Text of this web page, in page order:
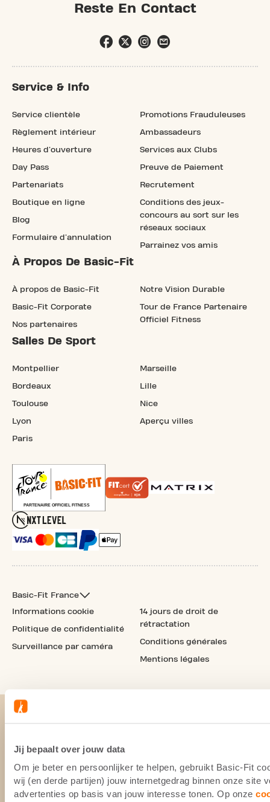
Jij bepaalt over jouw data
Om je beter en persoonlijker te helpen, gebruikt Basic-Fit
wij (en derde partijen) jouw internetgedrag binnen onze site
advertenties op basis van jouw interesse tonen. Op onze
Reste En Contact
Service & Info
Service clientèle
Règlement intérieur
Heures d'ouverture
Day Pass
Partenariats
Boutique en ligne
Blog
Formulaire d'annulation
Promotions Frauduleuses
Ambassadeurs
Services aux Clubs
Preuve de Paiement
Recrutement
Conditions des jeux-
concours au sort sur les
réseaux sociaux
Parrainez vos amis
À Propos De Basic-Fit
À propos de Basic-Fit
Basic-Fit Corporate
Nos partenaires
Notre Vision Durable
Tour de France Partenaire
Officiel Fitness
Salles De Sport
Montpellier
Bordeaux
Toulouse
Lyon
Paris
Marseille
Lille
Nice
Aperçu villes
Basic-Fit France
Informations cookie
Politique de confidentialité
Surveillance par caméra
14 jours de droit de
rétractation
Conditions générales
Mentions légales